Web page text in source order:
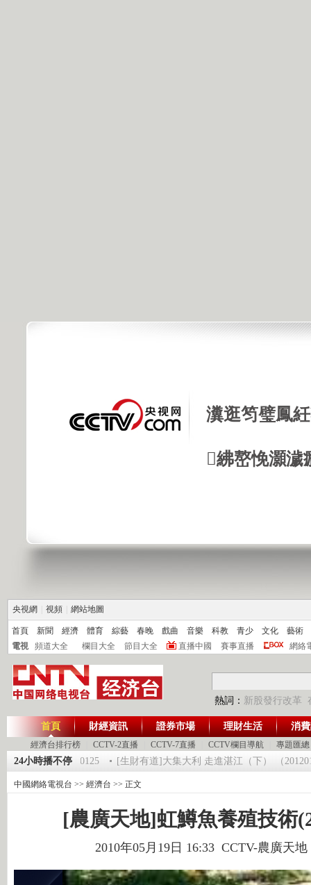
瀵逛笉璧鳳
紼嶅悗灝濊
央視網 視頻 網站地圖
首頁 新聞 經濟 體育 綜藝 春晚 戲曲 音樂 科教 青少 文化
藝術
電視
頻道大全 欄目大全 節目大全 直播中國 賽事直播 網絡
熱詞： 新股發行改革
首頁
經濟台排行榜 CCTV-2直播 CCTV-7直播 CCTV欄目導航 專題匯總
財經資訊 證券市場 理財生活 消
24小時播不停
一時間》 20120125 [生財有道]大集大利 走進湛江（下） （
中國網絡電視台 >> 經濟台 >> 正文
[農廣天地]虹鱒魚養殖技術
2010年05月19日 16:33 CCTV-農廣天地